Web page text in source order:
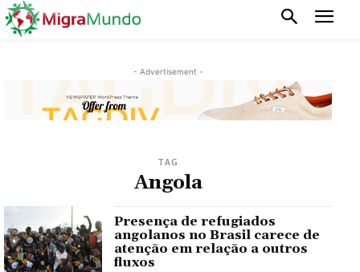
- Advertisement -
TAG
Angola
Presença de refugiados
angolanos no Brasil carece de
atenção em relação a outros
fluxos